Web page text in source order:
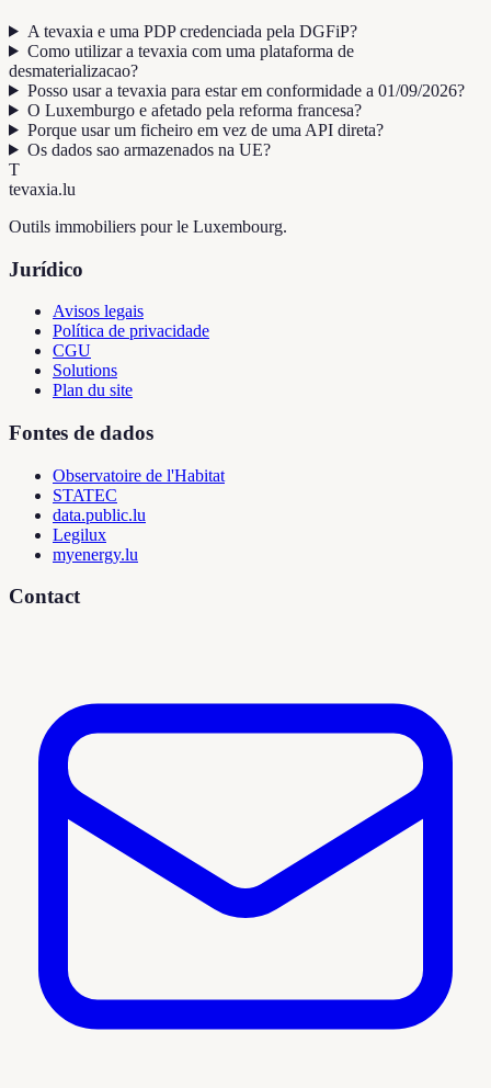
A tevaxia e uma PDP credenciada pela DGFiP?
Como utilizar a tevaxia com uma plataforma de
desmaterializacao?
Posso usar a tevaxia para estar em conformidade a 01/09/2026?
O Luxemburgo e afetado pela reforma francesa?
Porque usar um ficheiro em vez de uma API direta?
Os dados sao armazenados na UE?
T
tevaxia.lu
Outils immobiliers pour le Luxembourg.
Jurídico
Avisos legais
Política de privacidade
CGU
Solutions
Plan du site
Fontes de dados
Observatoire de l'Habitat
STATEC
data.public.lu
Legilux
myenergy.lu
Contact